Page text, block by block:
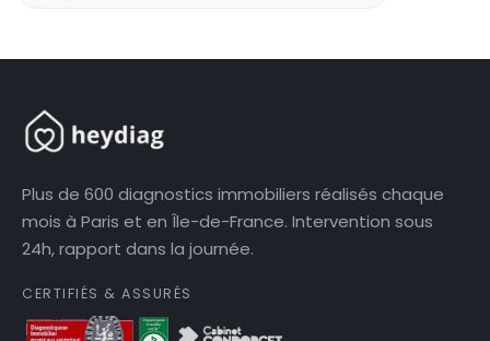
Plus de 600 diagnostics immobiliers réalisés chaque
mois à Paris et en Île-de-France. Intervention sous
24h, rapport dans la journée.
CERTIFIÉS & ASSURÉS